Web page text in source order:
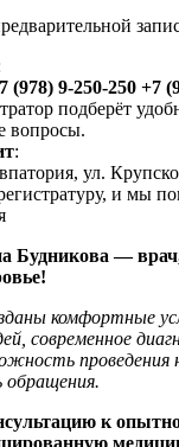
(978) 9-250-250 +7
подберёт
вопросы.
:
ул.
и мы
Будникова —
комфортные
современное
проведения
обращения.
к